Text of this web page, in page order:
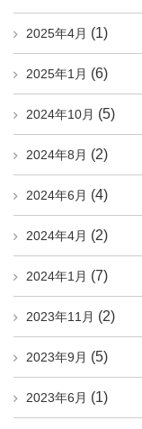
2025年4月 (1)
2025年1月 (6)
2024年10月 (5)
2024年8月 (2)
2024年6月 (4)
2024年4月 (2)
2024年1月 (7)
2023年11月 (2)
2023年9月 (5)
2023年6月 (1)